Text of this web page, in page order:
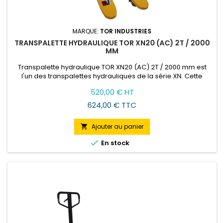
MARQUE: TOR INDUSTRIES
TRANSPALETTE HYDRAULIQUE TOR XN20 (AC) 2T / 2000
MM
Transpalette hydraulique TOR XN20 (AC) 2T / 2000 mm est
l'un des transpalettes hydrauliques de la série XN. Cette
jusqu'à 2 tonnes et la longueur des fourches est de 2000 mm.
520,00 € HT
624,00 € TTC
 Ajouter au panier
 En stock